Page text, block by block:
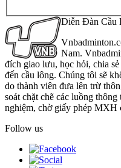
Diễn Đàn Cầu
Nam.
đích giao lưu, học hỏi, chia
đến cầu lông. Chúng tôi sẽ
do thành viên đưa lên trừ
soát chặt chẽ các luồng
nghiệm, chờ giấy phép
Follow us